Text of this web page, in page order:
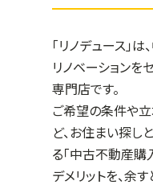
「リノデュース」
リノベーションを
専門店です。
ご希望の条件や立
ど、お住まい探し
る「中古不動産購
デメリットを、余